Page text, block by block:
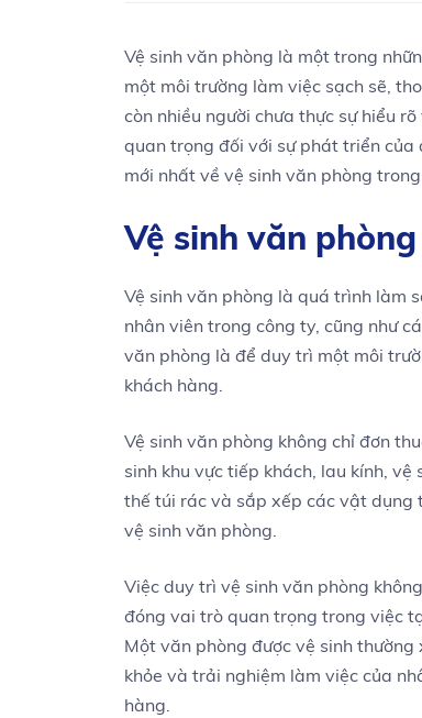
Vệ sinh văn phòng là một trong
một môi trường làm việc sạch sẽ,
còn nhiều người chưa thực sự hiểu
quan trọng đối với sự phát triển của
mới nhất về vệ sinh văn phòng
Vệ sinh văn
Vệ sinh văn phòng là quá trình làm
nhân viên trong công ty, cũng như
văn phòng là để duy trì một môi
khách hàng.
Vệ sinh văn phòng không chỉ đơn
sinh khu vực tiếp khách, lau kính,
thế túi rác và sắp xếp các vật
vệ sinh văn phòng.
Việc duy trì vệ sinh văn phòng
đóng vai trò quan trọng trong việc
Một văn phòng được vệ sinh
khỏe và trải nghiệm làm việc của
hàng.